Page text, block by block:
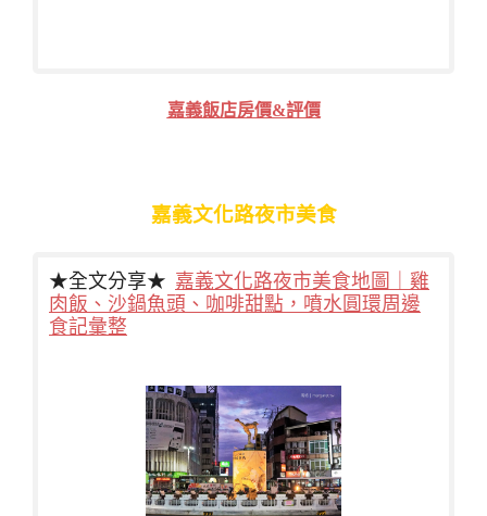
嘉義飯店房價&評價
嘉義文化路夜市美食
★全文分享★ 嘉義文化路夜市美食地圖｜雞
肉飯、沙鍋魚頭、咖啡甜點，噴水圓環周邊
食記彙整